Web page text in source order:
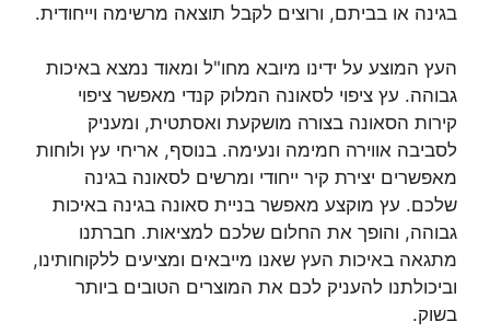
בגינה או בביתם, ורוצים לקבל תוצאה מרשימה וייחודית.
העץ המוצע על ידינו מיובא מחו"ל ומאוד נמצא באיכות
גבוהה. עץ ציפוי לסאונה המלוק קנדי מאפשר ציפוי
קירות הסאונה בצורה מושקעת ואסתטית, ומעניק
לסביבה אווירה חמימה ונעימה. בנוסף, אריחי עץ ולוחות
מאפשרים יצירת קיר ייחודי ומרשים לסאונה בגינה
שלכם. עץ מוקצע מאפשר בניית סאונה בגינה באיכות
גבוהה, והופך את החלום שלכם למציאות. חברתנו
מתגאה באיכות העץ שאנו מייבאים ומציעים ללקוחותינו,
וביכולתנו להעניק לכם את המוצרים הטובים ביותר
בשוק.